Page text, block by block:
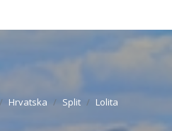
Hrvatska Split Lolita